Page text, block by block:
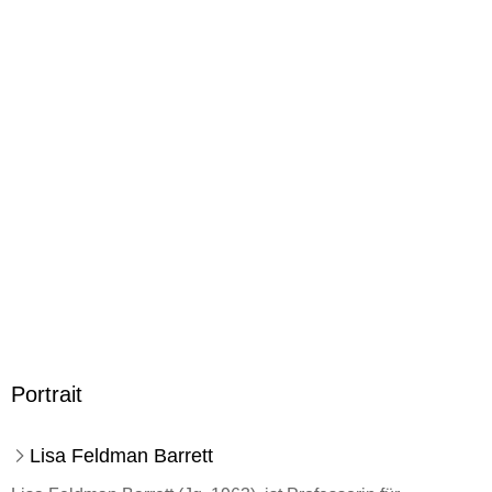
Portrait
Lisa Feldman Barrett